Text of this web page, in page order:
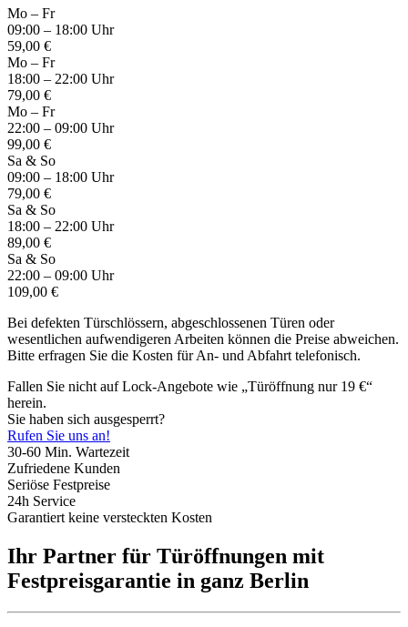
Mo – Fr
09:00 – 18:00 Uhr
59,00 €
Mo – Fr
18:00 – 22:00 Uhr
79,00 €
Mo – Fr
22:00 – 09:00 Uhr
99,00 €
Sa & So
09:00 – 18:00 Uhr
79,00 €
Sa & So
18:00 – 22:00 Uhr
89,00 €
Sa & So
22:00 – 09:00 Uhr
109,00 €
Bei defekten Türschlössern, abgeschlossenen Türen oder
wesentlichen aufwendigeren Arbeiten können die Preise abweichen.
Bitte erfragen Sie die Kosten für An- und Abfahrt telefonisch.
Fallen Sie nicht auf Lock-Angebote wie „Türöffnung nur 19 €“
herein.
Sie haben sich ausgesperrt?
Rufen Sie uns an!
30-60 Min. Wartezeit
Zufriedene Kunden
Seriöse Festpreise
24h Service
Garantiert keine versteckten Kosten
Ihr Partner für Türöffnungen mit
Festpreisgarantie in ganz Berlin